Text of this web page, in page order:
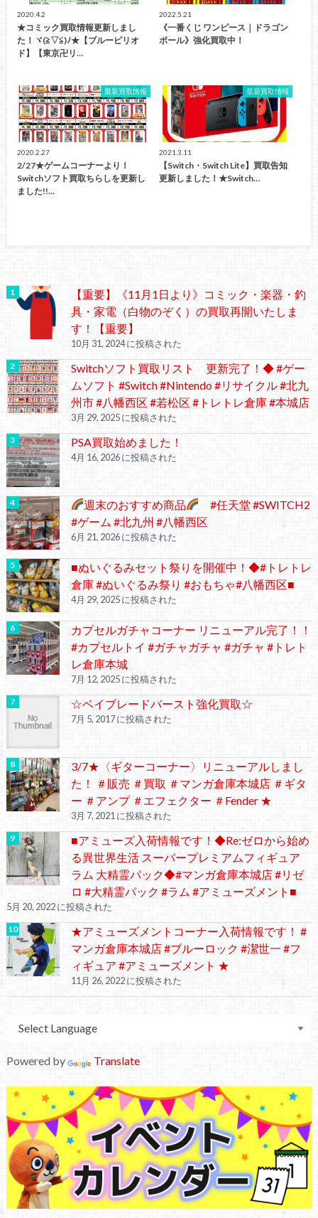
2020.4.2
★コミック買取情報更新しまし
た！ヾ(≧▽≦)ﾉ★【ブルーピリオ
ド】【東京卍リ…
2022.5.21
《一番くじ ワンピース｜ドラゴン
ボール》強化買取中！
最新買取情報
2020.2.27
2/27★ゲームコーナーより！
Switchソフト買取ちらしを更新し
ました!!…
最新買取情報
2021.3.11
【Switch・Switch Lite】買取告知
更新しました！★Switch…
【重要】《11月1日より》コミック・楽器・釣
具・家電（白物のぞく）の買取再開いたしま
す！【重要】
10月 31, 2024 に投稿された
Switchソフト買取リスト 更新完了！◆ #ゲー
ムソフト #Switch #Nintendo #リサイクル #北九
州市 #八幡西区 #若松区 #トレトレ倉庫 #本城店
3月 29, 2025 に投稿された
PSA買取始めました！
4月 16, 2026 に投稿された
週末のおすすめ商品
#任天堂 #SWITCH2
#ゲーム #北九州 #八幡西区
6月 21, 2026 に投稿された
■ぬいぐるみセット祭りを開催中！◆#トレトレ
倉庫 #ぬいぐるみ祭り #おもちゃ#八幡西区■
4月 29, 2025 に投稿された
カプセルガチャコーナー リニューアル完了！！
#カプセルトイ #ガチャガチャ #ガチャ #トレト
レ倉庫本城
7月 12, 2025 に投稿された
☆ベイブレードバースト強化買取☆
7月 5, 2017 に投稿された
3/7★〈ギターコーナー〉リニューアルしまし
た！ ＃販売 ＃買取 ＃マンガ倉庫本城店 ＃ギタ
ー ＃アンプ ＃エフェクター ＃Fender ★
3月 7, 2021 に投稿された
■アミューズ入荷情報です！◆Re:ゼロから始め
る異世界生活 スーパープレミアムフィギュア
ラム 大精霊パック◆#マンガ倉庫本城店 #リゼ
ロ #大精霊パック #ラム #アミューズメント■
5月 20, 2022 に投稿された
★アミューズメントコーナー入荷情報です！ #
マンガ倉庫本城店 #ブルーロック #潔世一 #フ
ィギュア #アミューズメント ★
11月 26, 2022 に投稿された
Powered by Translate